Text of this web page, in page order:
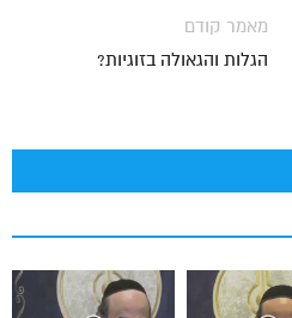
מאמר קודם
הגלות והגאולה בזוגיות?